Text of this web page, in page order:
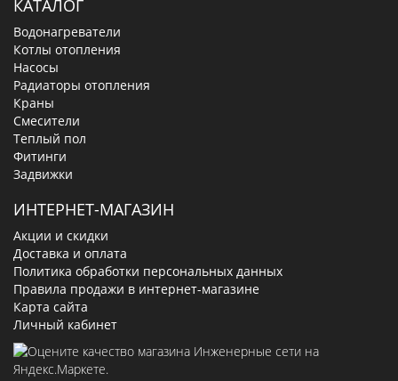
КАТАЛОГ
Водонагреватели
Котлы отопления
Насосы
Радиаторы отопления
Краны
Смесители
Теплый пол
Фитинги
Задвижки
ИНТЕРНЕТ-МАГАЗИН
Акции и скидки
Доставка и оплата
Политика обработки персональных данных
Правила продажи в интернет-магазине
Карта сайта
Личный кабинет